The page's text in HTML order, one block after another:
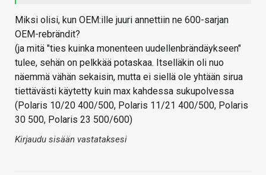
Miksi olisi, kun OEM:ille juuri annettiin ne 600-sarjan
OEM-rebrändit?
(ja mitä "ties kuinka monenteen uudellenbrändäykseen"
tulee, sehän on pelkkää potaskaa. Itselläkin oli nuo
näemmä vähän sekaisin, mutta ei siellä ole yhtään sirua
tiettävästi käytetty kuin max kahdessa sukupolvessa
(Polaris 10/20 400/500, Polaris 11/21 400/500, Polaris
30 500, Polaris 23 500/600)
Kirjaudu sisään vastataksesi